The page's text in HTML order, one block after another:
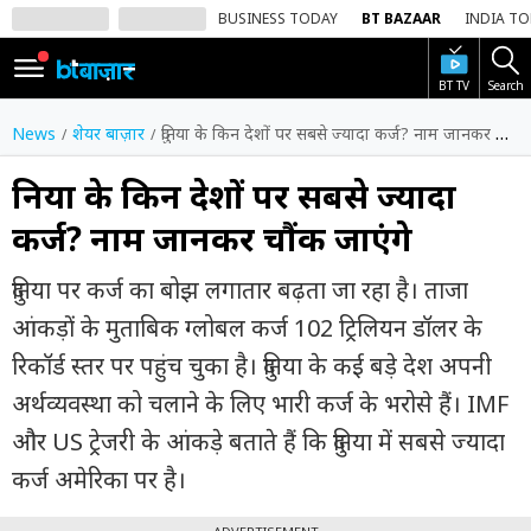
BUSINESS TODAY BT BAZAAR INDIA
BT TV Search
SIGN
IN
Dark
Mode
होम
शेयर
बाज़ार
वीडियो
ट्रेंडिंग
बिजनेस
न्यूज
News शेयर बाज़ार दुनिया के किन देशों पर सबसे ज्यादा कर्ज? नाम जानकर चौंक जाएंगे
दुनिया के किन देशों पर सबसे ज्यादा
कर्ज? नाम जानकर चौंक जाएंगे
दुनिया पर कर्ज का बोझ लगातार बढ़ता जा रहा है। ताजा
आंकड़ों के मुताबिक ग्लोबल कर्ज 102 ट्रिलियन डॉलर के
रिकॉर्ड स्तर पर पहुंच चुका है। दुनिया के कई बड़े देश अपनी
अर्थव्यवस्था को चलाने के लिए भारी कर्ज के भरोसे हैं। IMF
और US ट्रेजरी के आंकड़े बताते हैं कि दुनिया में सबसे ज्यादा
कर्ज अमेरिका पर है।